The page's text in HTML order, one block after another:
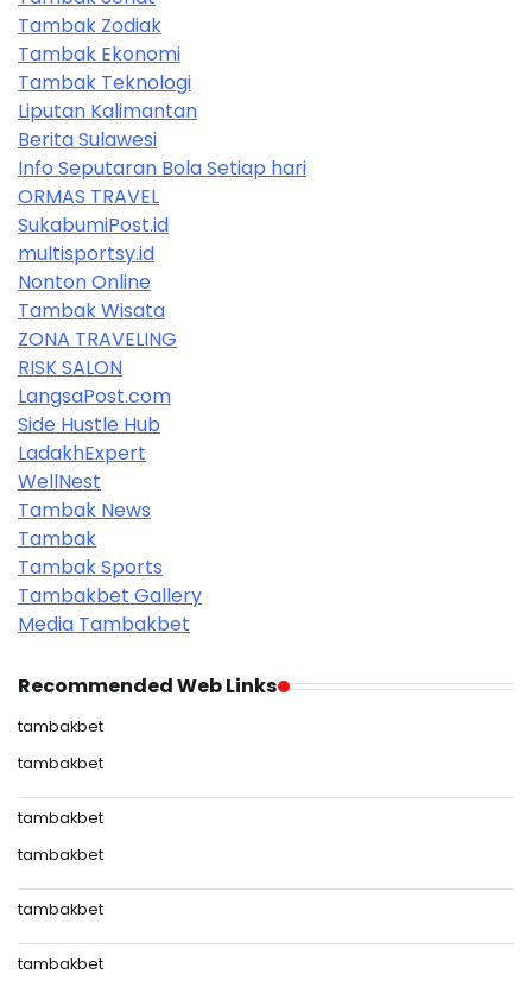
Tambak Zodiak
Tambak Ekonomi
Tambak Teknologi
Liputan Kalimantan
Berita Sulawesi
Info Seputaran Bola Setiap hari
ORMAS TRAVEL
SukabumiPost.id
multisportsy.id
Nonton Online
Tambak Wisata
ZONA TRAVELING
RISK SALON
LangsaPost.com
Side Hustle Hub
LadakhExpert
WellNest
Tambak News
Tambak
Tambak Sports
Tambakbet Gallery
Media Tambakbet
Recommended Web Links
tambakbet
tambakbet
tambakbet
tambakbet
tambakbet
tambakbet